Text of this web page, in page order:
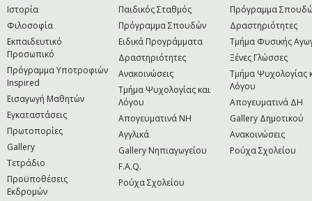
Ιστορία
Φιλοσοφία
Εκπαιδευτικό
Προσωπικό
Πρόγραμμα Υποτροφιών
Inspired
Εισαγωγή Μαθητών
Εγκαταστάσεις
Πρωτοπορίες
Gallery
Τετράδιο
Προϋποθέσεις
Εκδρομών
Παιδικός Σταθμός
Πρόγραμμα Σπουδών
Ειδικά Προγράμματα
Δραστηριότητες
Ανακοινώσεις
Τμήμα Ψυχολογίας και
Λόγου
Απογευματινά NH
Αγγλικά
Gallery Νηπιαγωγείου
F.A.Q.
Ρούχα Σχολείου
Πρόγραμμα
Δραστηριότητες
Τμήμα Φυσικής
Ξένες Γλώσσες
Τμήμα Ψυχολογίας
Λόγου
Απογευματινά ΔΗ
Gallery Δημοτικού
Ανακοινώσεις
Ρούχα Σχολείου